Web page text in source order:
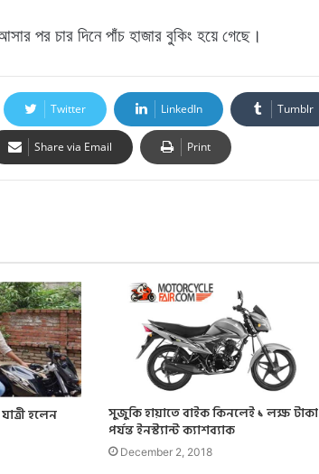
পর চার দিনে পাঁচ হাজার বুকিং হয়ে গেছে।
Twitter LinkedIn Tumblr
Share via Email Print
হলেন
সুজুকি হায়াতে বাইক কিনলেই ১ লক্ষ টাকা
পর্যন্ত ইনস্ট্যান্ট ক্যাশব্যাক
December 2, 2018